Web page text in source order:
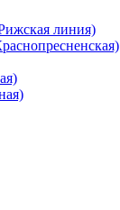
линия)